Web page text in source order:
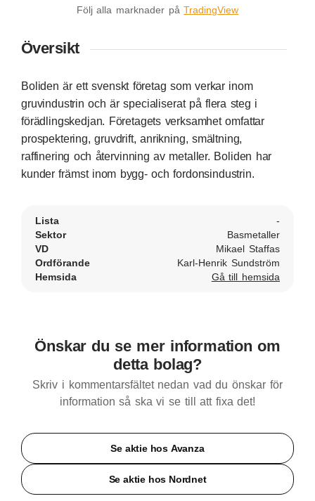
Följ alla marknader påTradingView
Översikt
Boliden är ett svenskt företag som verkar inom
gruvindustrin och är specialiserat på flera steg i
förädlingskedjan. Företagets verksamhet omfattar
prospektering, gruvdrift, anrikning, smältning,
raffinering och återvinning av metaller. Boliden har
kunder främst inom bygg- och fordonsindustrin.
Lista
-
Sektor
Basmetaller
VD
Mikael Staffas
Ordförande
Karl-Henrik Sundström
Hemsida
Gå till hemsida
Önskar du se mer information om
detta bolag?
Skriv i kommentarsfältet nedan vad du önskar för
information så ska vi se till att fixa det!
Se aktie hos Avanza
Se aktie hos Nordnet